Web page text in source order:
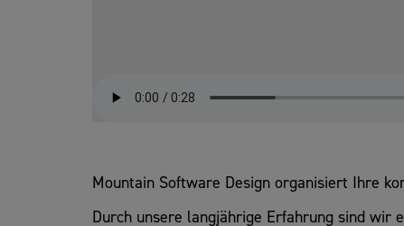
Mountain Software Design organisiert Ihre
Durch unsere langjährige Erfahrung sind